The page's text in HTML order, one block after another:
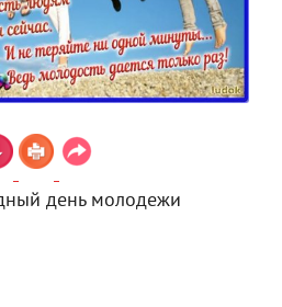
день молодежи